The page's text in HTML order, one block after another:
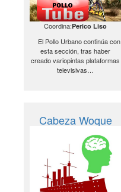
Coordina:Perico Liso
El Pollo Urbano continúa con
esta sección, tras haber
creado variopintas plataformas
televisivas…
Cabeza Woque